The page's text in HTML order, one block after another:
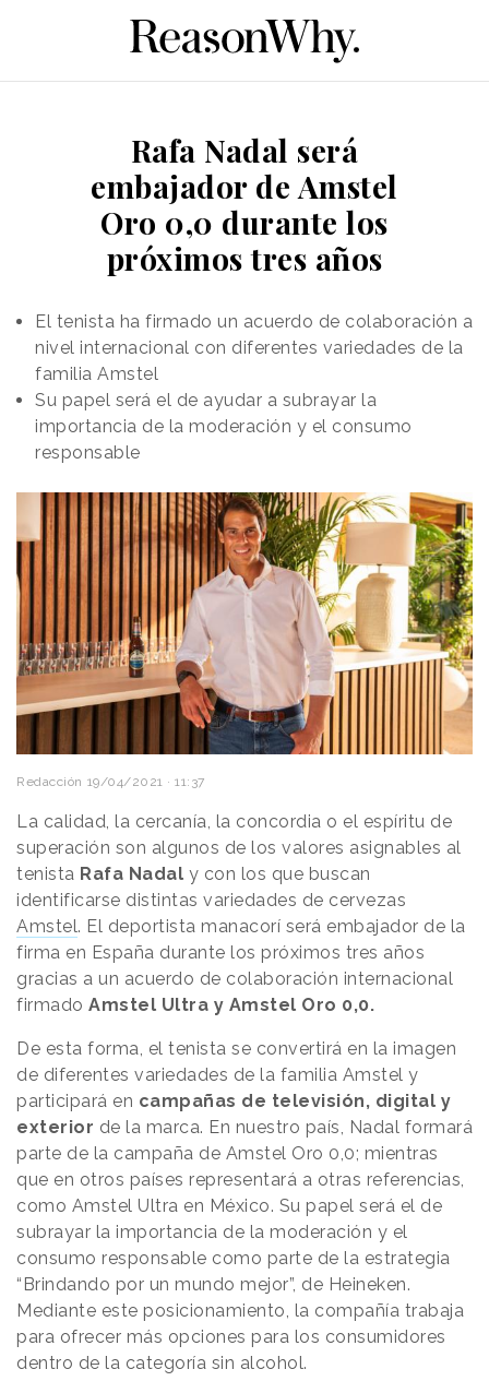
Rafa Nadal será
embajador de Amstel
Oro 0,0 durante los
próximos tres años
El tenista ha firmado un acuerdo de colaboración a
nivel internacional con diferentes variedades de la
familia Amstel
Su papel será el de ayudar a subrayar la
importancia de la moderación y el consumo
responsable
Redacción 19/04/2021 · 11:37
La calidad, la cercanía, la concordia o el espíritu de
superación son algunos de los valores asignables al
tenista Rafa Nadal y con los que buscan
identificarse distintas variedades de cervezas
Amstel. El deportista manacorí será embajador de la
firma en España durante los próximos tres años
gracias a un acuerdo de colaboración internacional
firmado Amstel Ultra y Amstel Oro 0,0.
De esta forma, el tenista se convertirá en la imagen
de diferentes variedades de la familia Amstel y
participará en campañas de televisión, digital y
exterior de la marca. En nuestro país, Nadal formará
parte de la campaña de Amstel Oro 0,0; mientras
que en otros países representará a otras referencias,
como Amstel Ultra en México. Su papel será el de
subrayar la importancia de la moderación y el
consumo responsable como parte de la estrategia
“Brindando por un mundo mejor”, de Heineken.
Mediante este posicionamiento, la compañía trabaja
para ofrecer más opciones para los consumidores
dentro de la categoría sin alcohol.